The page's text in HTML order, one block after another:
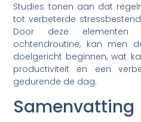
Studies tonen aan dat
tot verbeterde
Door deze
ochtendroutine, kan men
doelgericht beginnen, wat
productiviteit en een
gedurende de dag.
Samenvatting